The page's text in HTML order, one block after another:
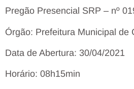
Pregão Presencial SRP – nº
Órgão: Prefeitura Municipal de
Data de Abertura: 30/04/2021
Horário: 08h15min